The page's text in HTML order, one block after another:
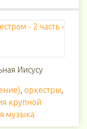
Иисусу
, оркестры,
крупной
музыка